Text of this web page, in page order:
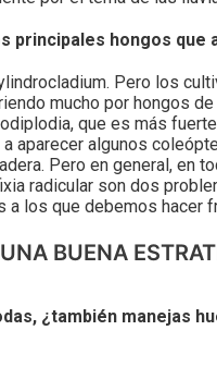
principales hongos que
Pero los
mucho por hongos de
que es más
aparecer algunos
Pero en general, en
radicular son dos
a los que debemos hacer
BUENA
¿también manejas